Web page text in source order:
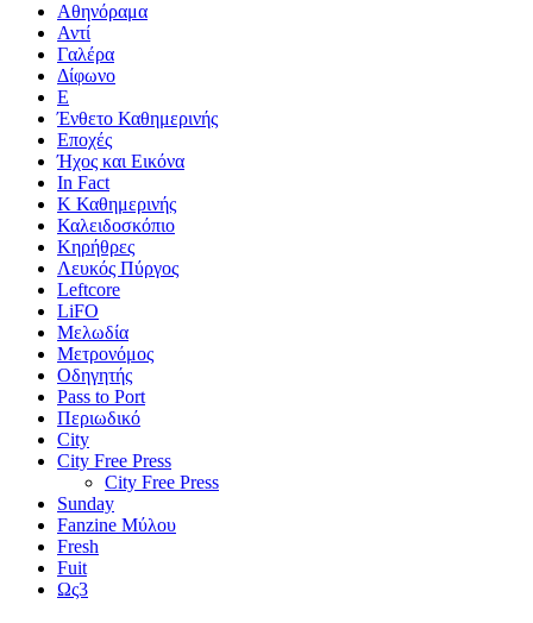
Αθηνόραμα
Αντί
Γαλέρα
Δίφωνο
Ε
Ένθετο Καθημερινής
Εποχές
Ήχος και Εικόνα
In Fact
Κ Καθημερινής
Καλειδοσκόπιο
Κηρήθρες
Λευκός Πύργος
Leftcore
LiFO
Μελωδία
Μετρονόμος
Οδηγητής
Pass to Port
Περιωδικό
City
City Free Press
City Free Press
Sunday
Fanzine Μύλου
Fresh
Fuit
Ως3